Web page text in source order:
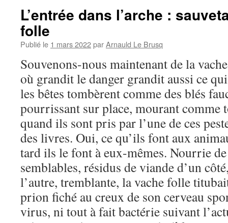
L’entrée dans l’arche :
folle
Publié le 1 mars 2022parArnauld Le Brusq
Souvenons-nous maintenant de la
où grandit le danger grandit aussi ce
les bêtes tombèrent comme des blés
pourrissant sur place, mourant comme
quand ils sont pris par l’une de ces
des livres. Oui, ce qu’ils font aux
tard ils le font à eux-mêmes. Nourrie
semblables, résidus de viande d’un
l’autre, tremblante, la vache folle
prion fiché au creux de son cerveau
virus, ni tout à fait bactérie suivant